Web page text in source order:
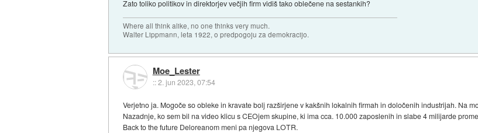
Zato toliko politikov in direktorjev večjih firm vidiš tako oblečene na sestankih?
Where all think alike, no one thinks very much.
Walter Lippmann, leta 1922, o predpogoju za demokracijo.
Moe_Lester
::2. jun 2023, 07:54
Verjetno ja. Mogoče so obleke in kravate bolj razširjene v kakšnih lokalnih firmah in določenih industrijah. Na
Nazadnje, ko sem bil na video klicu s CEOjem skupine, ki ima cca. 10.000 zaposlenih in slabe 4 milijarde
Back to the future Deloreanom meni pa njegova LOTR.